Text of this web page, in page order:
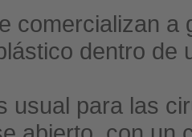
comercializan
dentro de
usual para las